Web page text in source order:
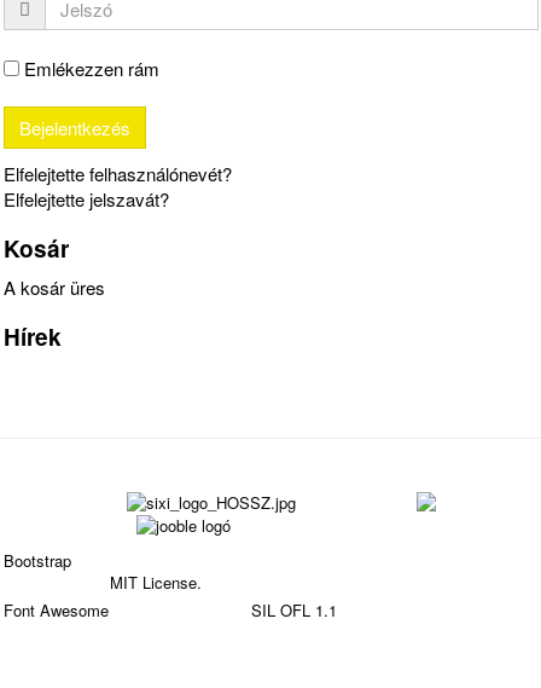
Emlékezzen rám
Elfelejtette felhasználónevét?
Elfelejtette jelszavát?
Kosár
A kosár üres
Hírek
Bootstrap
MIT License.
Font Awesome
SIL OFL 1.1